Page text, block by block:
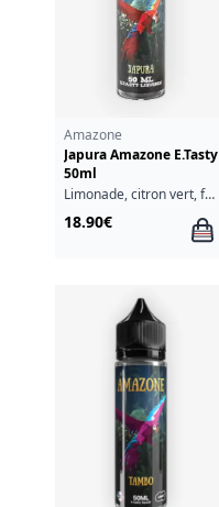
Amazone
Japura Amazone E.Tasty
50ml
Limonade, citron vert, fruits rouges, cassis
18.90€